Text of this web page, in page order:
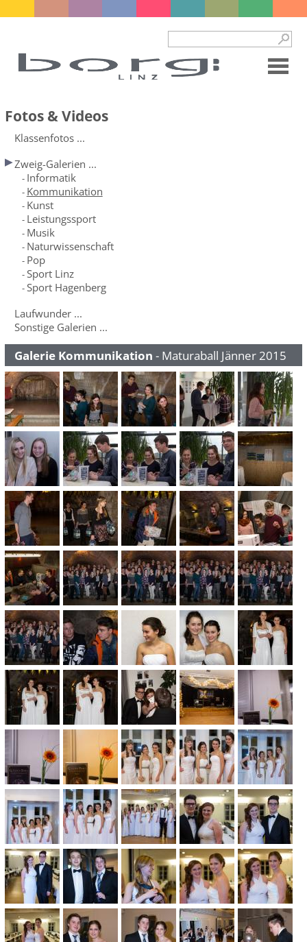
Fotos & Videos
Klassenfotos ...
Zweig-Galerien ...
- Informatik
- Kommunikation
- Kunst
- Leistungssport
- Musik
- Naturwissenschaft
- Pop
-Sport Linz
-Sport Hagenberg
Laufwunder ...
Sonstige Galerien ...
Galerie Kommunikation - Maturaball Jänner 2015